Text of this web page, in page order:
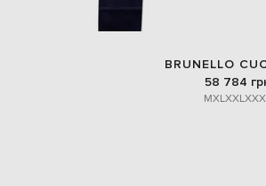
BRUNELLO
58 784
MXLXXL